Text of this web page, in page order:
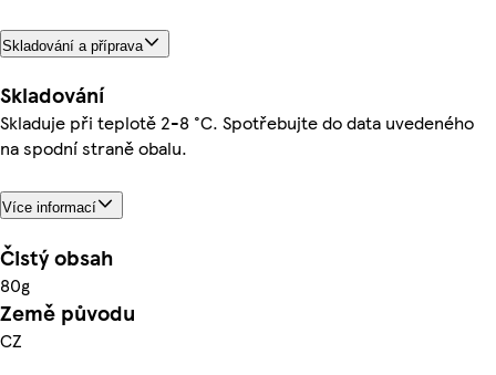
Skladování a příprava
Skladování
Skladuje při teplotě 2-8 °C. Spotřebujte do data uvedeného
na spodní straně obalu.
Více informací
Čistý obsah
80g
Země původu
CZ